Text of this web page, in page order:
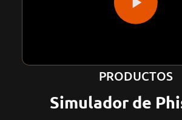
PRODUCTOS
Simulador de